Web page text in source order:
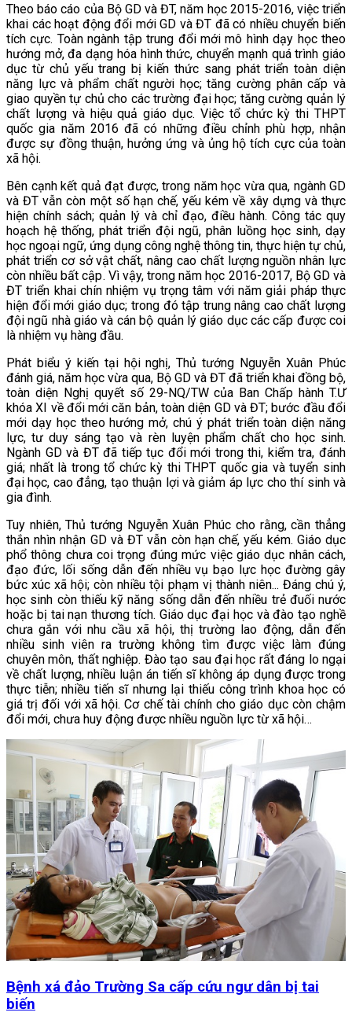
Theo báo cáo của Bộ GD và ĐT, năm học 2015-2016, việc triển
khai các hoạt động đổi mới GD và ĐT đã có nhiều chuyển biến
tích cực. Toàn ngành tập trung đổi mới mô hình dạy học theo
hướng mở, đa dạng hóa hình thức, chuyển mạnh quá trình giáo
dục từ chủ yếu trang bị kiến thức sang phát triển toàn diện
năng lực và phẩm chất người học; tăng cường phân cấp và
giao quyền tự chủ cho các trường đại học; tăng cường quản lý
chất lượng và hiệu quả giáo dục. Việc tổ chức kỳ thi THPT
quốc gia năm 2016 đã có những điều chỉnh phù hợp, nhận
được sự đồng thuận, hưởng ứng và ủng hộ tích cực của toàn
xã hội.
Bên cạnh kết quả đạt được, trong năm học vừa qua, ngành GD
và ĐT vẫn còn một số hạn chế, yếu kém về xây dựng và thực
hiện chính sách; quản lý và chỉ đạo, điều hành. Công tác quy
hoạch hệ thống, phát triển đội ngũ, phân luồng học sinh, dạy
học ngoại ngữ, ứng dụng công nghệ thông tin, thực hiện tự chủ,
phát triển cơ sở vật chất, nâng cao chất lượng nguồn nhân lực
còn nhiều bất cập. Vì vậy, trong năm học 2016-2017, Bộ GD và
ĐT triển khai chín nhiệm vụ trọng tâm với năm giải pháp thực
hiện đổi mới giáo dục; trong đó tập trung nâng cao chất lượng
đội ngũ nhà giáo và cán bộ quản lý giáo dục các cấp được coi
là nhiệm vụ hàng đầu.
Phát biểu ý kiến tại hội nghị, Thủ tướng Nguyễn Xuân Phúc
đánh giá, năm học vừa qua, Bộ GD và ĐT đã triển khai đồng bộ,
toàn diện Nghị quyết số 29-NQ/TW của Ban Chấp hành T.Ư
khóa XI về đổi mới căn bản, toàn diện GD và ĐT; bước đầu đổi
mới dạy học theo hướng mở, chú ý phát triển toàn diện năng
lực, tư duy sáng tạo và rèn luyện phẩm chất cho học sinh.
Ngành GD và ĐT đã tiếp tục đổi mới trong thi, kiểm tra, đánh
giá; nhất là trong tổ chức kỳ thi THPT quốc gia và tuyển sinh
đại học, cao đẳng, tạo thuận lợi và giảm áp lực cho thí sinh và
gia đình.
Tuy nhiên, Thủ tướng Nguyễn Xuân Phúc cho rằng, cần thẳng
thắn nhìn nhận GD và ĐT vẫn còn hạn chế, yếu kém. Giáo dục
phổ thông chưa coi trọng đúng mức việc giáo dục nhân cách,
đạo đức, lối sống dẫn đến nhiều vụ bạo lực học đường gây
bức xúc xã hội; còn nhiều tội phạm vị thành niên... Đáng chú ý,
học sinh còn thiếu kỹ năng sống dẫn đến nhiều trẻ đuối nước
hoặc bị tai nạn thương tích. Giáo dục đại học và đào tạo nghề
chưa gắn với nhu cầu xã hội, thị trường lao động, dẫn đến
nhiều sinh viên ra trường không tìm được việc làm đúng
chuyên môn, thất nghiệp. Đào tạo sau đại học rất đáng lo ngại
về chất lượng, nhiều luận án tiến sĩ không áp dụng được trong
thực tiễn; nhiều tiến sĩ nhưng lại thiếu công trình khoa học có
giá trị đối với xã hội. Cơ chế tài chính cho giáo dục còn chậm
đổi mới, chưa huy động được nhiều nguồn lực từ xã hội…
Bệnh xá đảo Trường Sa cấp cứu ngư dân bị tai
biến